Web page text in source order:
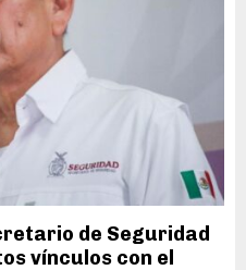
de Seguridad
vínculos con el